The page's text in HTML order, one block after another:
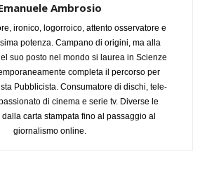
Ambrosio
ironico, logorroico, attento osservatore e
potenza. Campano di origini, ma alla
suo posto nel mondo si laurea in Scienze
completa il percorso per
Pubblicista. Consumatore di dischi, tele-
di cinema e serie tv. Diverse le
carta stampata fino al passaggio al
giornalismo online.